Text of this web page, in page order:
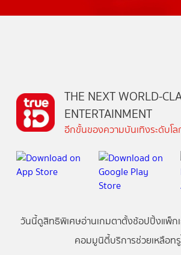
THE NEXT WORLD-
ENTERTAINMENT
อีกขั้นของความบันเทิงระดับโ
วันนี้ดูสิทธิพิเศษอ่านเกมตาตั้งช้อปปิ้งแพ็ก
คอมมูนิตี้บริการช่วยเหลือท